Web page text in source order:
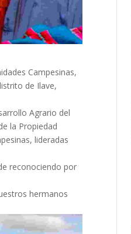
Campesinas,
de Ilave,
Agrario del
la Propiedad
lideradas
reconociendo por
hermanos